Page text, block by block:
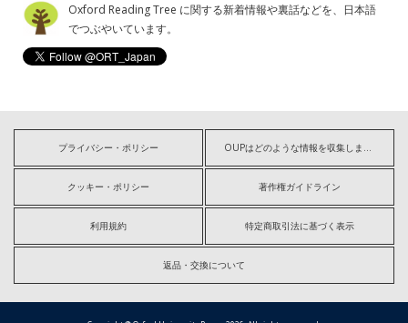
Oxford Reading Tree に関する新着情報や裏話などを、日本語
でつぶやいています。
プライバシー・ポリシー
クッキー・ポリシー 著作権ガイドライン
利用規約 特定商取引法に基づく表示
返品・交換について